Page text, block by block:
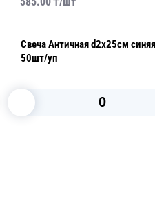
Свеча Античная d2х25см синяя
50шт/уп